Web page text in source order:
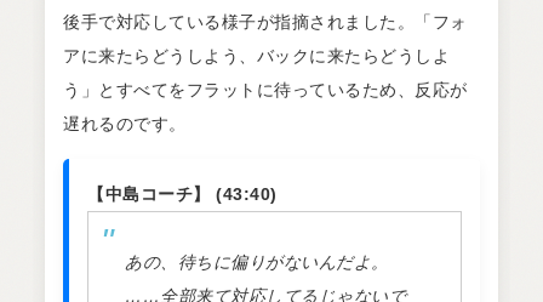
後手で対応している様子が指摘されました。「フォ
アに来たらどうしよう、バックに来たらどうしよ
う」とすべてをフラットに待っているため、反応が
遅れるのです。
【中島コーチ】 (43:40)
あの、待ちに偏りがないんだよ。
……全部来て対応してるじゃないで